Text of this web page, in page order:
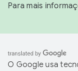
Para mais
O Google usa